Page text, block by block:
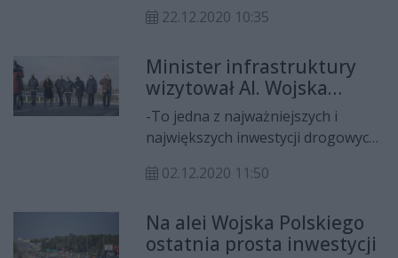
później oficjalnie Aleją Wojska
wcześniej niepublikowanym
archiwalnym zdjęciom z 1980 roku -
ze zbiorów pracownika Miejskiego
Zarządu Dróg i Komunikacji w
Radomiu - Krzysztofa Wójcika.
22.12.2020 10:35
Minister infrastruktury
wizytował Al. Wojska
Polskiego: Dotrzymujemy
słowa
-To jedna z najważniejszych i
największych inwestycji drogowych
minister infrastruktury, Andrzej
Wojska Polskiego.
02.12.2020 11:50
Na alei Wojska Polskiego
ostatnia prosta inwestycji